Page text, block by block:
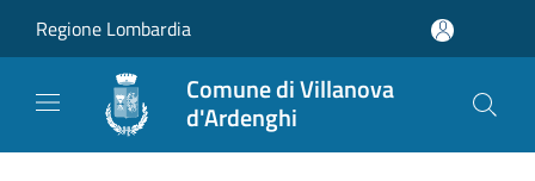
Regione Lombardia
Comune di Villanova
d'Ardenghi